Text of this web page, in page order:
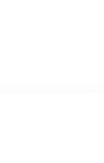
pretende visitar